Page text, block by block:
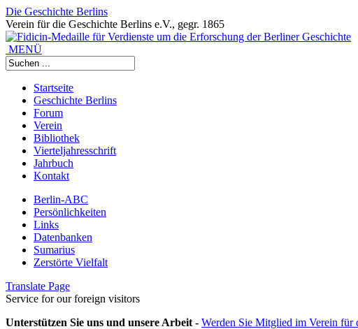
Die Geschichte Berlins
Verein für die Geschichte Berlins e.V., gegr. 1865
MENÜ
Startseite
Geschichte Berlins
Forum
Verein
Bibliothek
Vierteljahresschrift
Jahrbuch
Kontakt
Berlin-ABC
Persönlichkeiten
Links
Datenbanken
Sumarius
Zerstörte Vielfalt
Translate Page
Service for our foreign visitors
Unterstützen Sie uns und unsere Arbeit - Werden Sie Mitglied im Verein für